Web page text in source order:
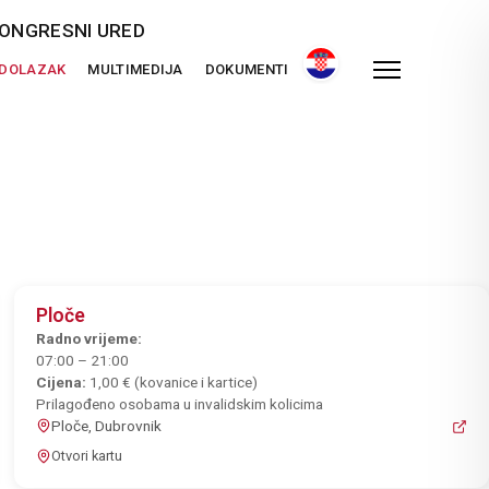
URED
MULTIMEDIJA DOKUMENTI
Ploče
Radno vrijeme:
07:00 – 21:00
Cijena: 1,00 € (kovanice i kartice)
Prilagođeno osobama u invalidskim kolicima
Ploče, Dubrovnik
Otvori kartu